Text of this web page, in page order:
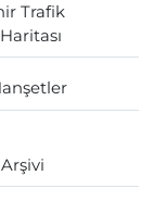
Trafik